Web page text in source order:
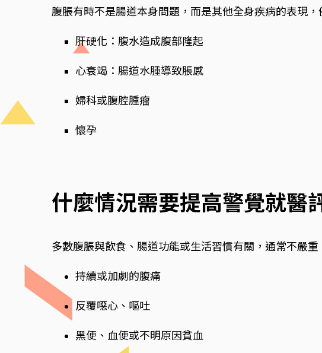
腹脹有時不是腸道本身問題，而是其他全身疾病的表現，
肝硬化：腹水造成腹部隆起
心衰竭：腸道水腫導致脹感
婦科或腹腔腫瘤
懷孕
什麼情況需要提高警覺就醫
多數腹脹與飲食、腸道功能或生活習慣有關，通常不嚴
持續或加劇的腹痛
反覆噁心、嘔吐
黑便、血便或不明原因貧血